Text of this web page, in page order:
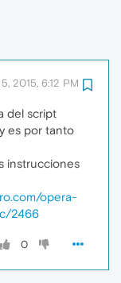
2015, 6:12 PM
del script
es por tanto
instrucciones
opera-
2466
0